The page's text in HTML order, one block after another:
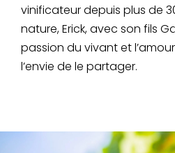
vinificateur depuis plus de
nature, Erick, avec son fils
passion du vivant et
l’envie de le partager.